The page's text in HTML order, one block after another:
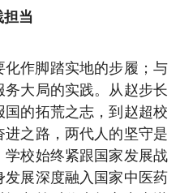
当
作脚踏实地的步履；与
大局的实践。从赵步长
的拓荒之志，到赵超校
之路，两代人的坚守是
校始终紧跟国家发展战
展深度融入国家中医药